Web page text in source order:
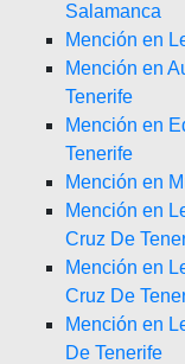
Salamanca
Mención en
Mención en
Tenerife
Mención en
Tenerife
Mención en
Mención en
Cruz De
Mención en
Cruz De
Mención en
De Tenerife